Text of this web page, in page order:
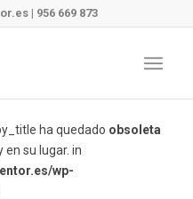
| 956 669 873
ha quedado obsoleta
en su lugar. in
wp-